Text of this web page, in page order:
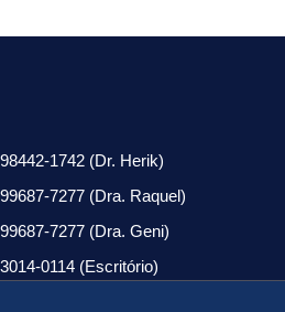
1742 (Dr. Herik)
7277 (Dra. Raquel)
7277 (Dra. Geni)
0114 (Escritório)